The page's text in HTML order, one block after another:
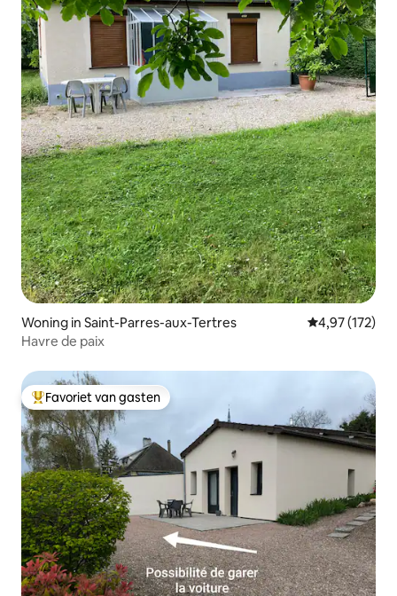
Woning in Saint-Parres-aux-Tertres Gemiddelde
4,97 (172)
Havre de paix
Topfavoriet van gasten
Favoriet van gasten